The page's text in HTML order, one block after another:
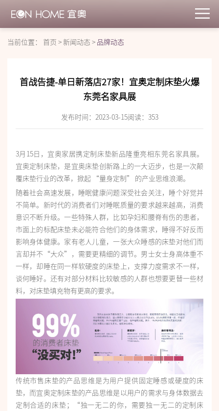
当前位置： 首页 >新闻动态 > 品牌动态
首战告捷-单日新落店27家！宜奥定制床垫火爆
东莞名家具展
发布时间：2023-03-15阅读： 353
3月15日，宜奥家居携定制床垫新品隆重亮相东莞名家具展。
宜奥定制床垫，是宜奥床垫创新路上的一大迈步，也是一次颠
覆床垫行业的改革，掀起 “量身定制” 的产业思维浪潮。
随着社会高速发展，睡眠健康问题深受社会关注，睡个好觉并
不简单。新时代的消费者们对睡眠质量的要求越来越高，消费
意识不断升级。一些特殊人群，比如孕妇和腰脊有伤的患者，
市面上的标配床垫未必能符合他们的身体需求，睡得不好反而
影响身体健康。家有老人儿童，一张大众睡感的床垫对他们而
言却并不“大众”，需要更精细的调节。男士女士身高体重不
一样，却睡在同一样软硬度的床垫上，支撑力度需求不一样，
谈何睡好。还有对部分材料比较敏感的人群也想要更替一些材
料，对床垫填充物有更高的要求。
传统市售床垫的产品思维是为用户提供固定睡感或硬度的床
垫，而宜奥定制床垫的产品思维是以用户的需求与身体数据去
定制合适的床垫；“独一无二的你，需要独一无二的定制床